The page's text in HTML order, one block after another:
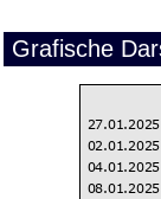
Grafische